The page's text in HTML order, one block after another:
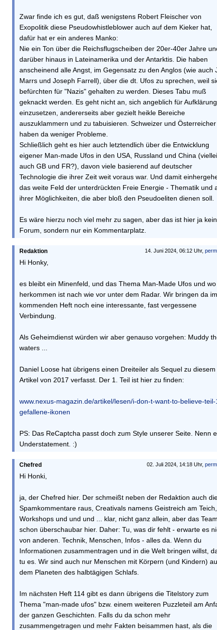
Zwar finde ich es gut, daß wenigstens Robert Fleischer von
Exopolitik diese Pseudowhistleblower auch auf dem Kieker hat,
dafür hat er ein anderes Manko:
Nie ein Ton über die Reichsflugscheiben der 20er-40er Jahre
darüber hinaus in Lateinamerika und der Antarktis. Die haben
anscheinend alle Angst, im Gegensatz zu den Anglos (wie auch
Marrs und Joseph Farrell), über die dt. Ufos zu sprechen, weil
befürchten für "Nazis" gehalten zu werden. Dieses Tabu muß
geknackt werden. Es geht nicht an, sich angeblich für Aufklärung
einzusetzen, andererseits aber gezielt heikle Bereiche
auszuklammern und zu tabuisieren. Schweizer und Österreicher
haben da weniger Probleme.
Schließlich geht es hier auch letztendlich über die Entwicklung
eigener Man-made Ufos in den USA, Russland und China
auch GB und FR?), davon viele basierend auf deutscher
Technologie die ihrer Zeit weit voraus war. Und damit
das weite Feld der unterdrückten Freie Energie - Thematik und
ihrer Möglichkeiten, die aber bloß den Pseudoeliten dienen soll.
Es wäre hierzu noch viel mehr zu sagen, aber das ist hier ja kein
Forum, sondern nur ein Kommentarplatz.
14. Juni 2024, 06:12 Uhr,
Redaktion
Hi Honky,
es bleibt ein Minenfeld, und das Thema Man-Made Ufos und
herkommen ist nach wie vor unter dem Radar. Wir bringen da im
kommenden Heft noch eine interessante, fast vergessene
Verbindung.
Als Geheimdienst würden wir aber genauso vorgehen: Muddy
waters ...
Daniel Loose hat übrigens einen Dreiteiler als Sequel zu diesem
Artikel von 2017 verfasst. Der 1. Teil ist hier zu finden:
www.nexus-magazin.de/artikel/lesen/i-don-t-want-to-believe-teil-
gefallene-ikonen
PS: Das ReCaptcha passt doch zum Style unserer Seite. Nenn
Understatement. :)
02. Juli 2024, 14:18 Uhr,
Chefred
Hi Honki,
ja, der Chefred hier. Der schmeißt neben der Redaktion auch
Spamkommentare raus, Creativals namens Geistreich am Teich,
Workshops und und und ... klar, nicht ganz allein, aber das
schon überschaubar hier. Daher: Tu, was dir fehlt - erwarte es
von anderen. Technik, Menschen, Infos - alles da. Wenn du
Informationen zusammentragen und in die Welt bringen willst,
tu es. Wir sind auch nur Menschen mit Körpern (und Kindern)
dem Planeten des halbtägigen Schlafs.
Im nächsten Heft 114 gibt es dann übrigens die Titelstory zum
Thema "man-made ufos" bzw. einem weiteren Puzzleteil am
der ganzen Geschichten. Falls du da schon mehr
zusammengetragen und mehr Fakten beisammen hast, als die